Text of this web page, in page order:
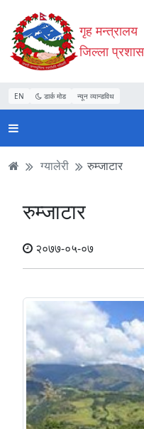
Accessibility
Mode
सुरु
गर्नुहोस्
सामाग्री
पढ्नुहाेस्
नेभिगेसन
पढ्नुहाेस्
वेबसाइट
खोजमा
जानुहोस्
गृह मन्त्रालय
जिल्ला
EN डार्क मोड न्यून व्यान्डविथ
ग्यालेरी रुम्जाटार
रुम्जाटार
२०७७-०५-०७